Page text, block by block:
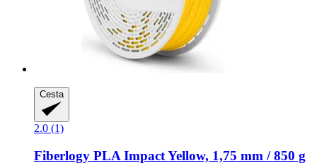
Cesta
2.0 (1)
Fiberlogy PLA Impact Yellow, 1,75 mm / 850 g